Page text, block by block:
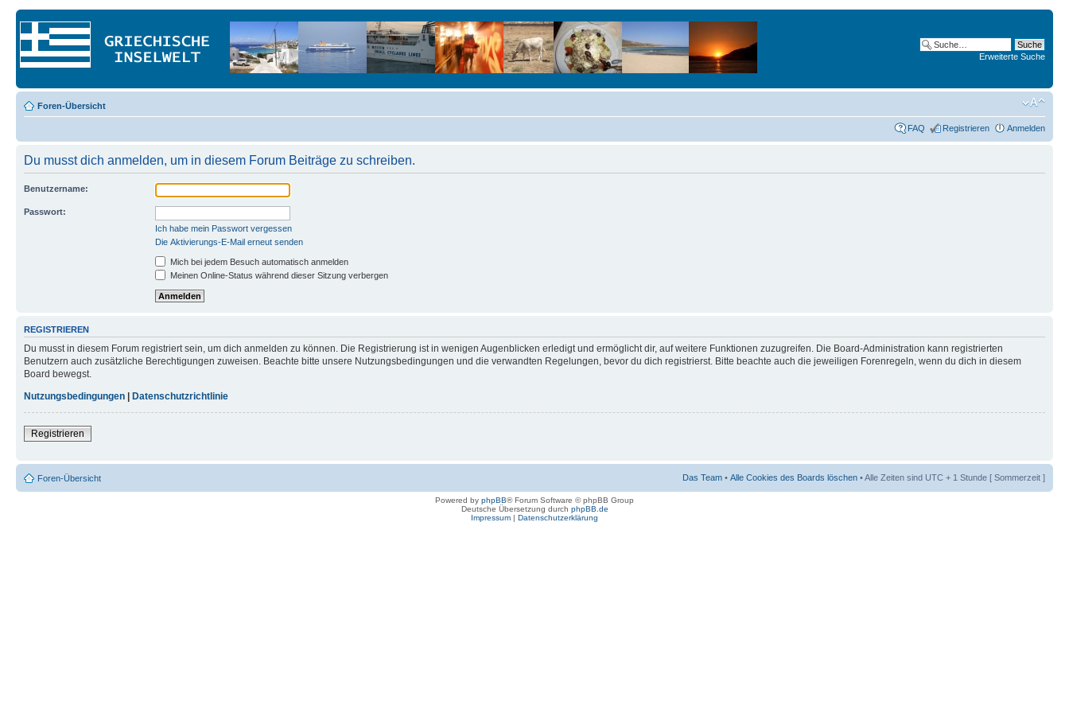
Erweiterte Suche
Foren-Übersicht
FAQ Registrieren Anmelden
Du musst dich anmelden, um in diesem Forum Beiträge zu schreiben.
Benutzername:
Passwort:
Ich habe mein Passwort vergessen
Die Aktivierungs-E-Mail erneut senden
Mich bei jedem Besuch automatisch anmelden
Meinen Online-Status während dieser Sitzung verbergen
REGISTRIEREN
Du musst in diesem Forum registriert sein, um dich anmelden zu können. Die Registrierung ist in wenigen Augenblicken erledigt und ermöglicht dir, auf weitere Funktionen zuzugreifen. Die Board-Administration kann registrierten
Benutzern auch zusätzliche Berechtigungen zuweisen. Beachte bitte unsere Nutzungsbedingungen und die verwandten Regelungen, bevor du dich registrierst. Bitte beachte auch die jeweiligen Forenregeln, wenn du dich in diesem
Board bewegst.
Nutzungsbedingungen | Datenschutzrichtlinie
Registrieren
Foren-Übersicht Das Team • Alle Cookies des Boards löschen • Alle Zeiten sind UTC + 1 Stunde [ Sommerzeit ]
Powered by phpBB® Forum Software © phpBB Group
Deutsche Übersetzung durch phpBB.de
Impressum | Datenschutzerklärung